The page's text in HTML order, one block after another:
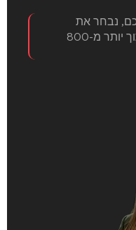
נבחר את
האפשרויות הטובות ביותר מתוך יותר מ-800